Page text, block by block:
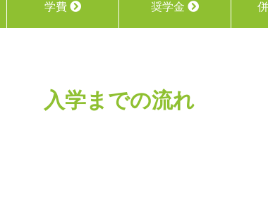
学費 奨学金
入学までの流れ